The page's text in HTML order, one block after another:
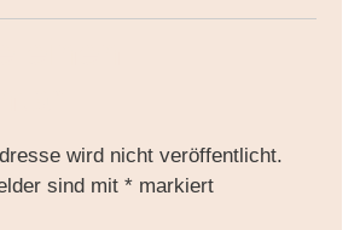
wird nicht veröffentlicht.
sind mit* markiert